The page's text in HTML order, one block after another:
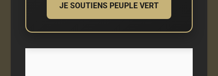
JE SOUTIENS PEUPLE VERT